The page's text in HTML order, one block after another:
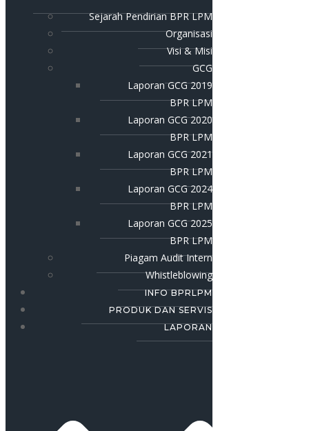
Sejarah Pendirian BPR LPM
Organisasi
Visi & Misi
GCG
Laporan GCG 2019
BPR LPM
Laporan GCG 2020
BPR LPM
Laporan GCG 2021
BPR LPM
Laporan GCG 2024
BPR LPM
Laporan GCG 2025
BPR LPM
Piagam Audit Intern
Whistleblowing
INFO BPRLPM
PRODUK DAN SERVIS
LAPORAN